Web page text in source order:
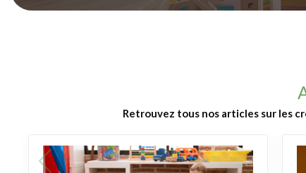
Retrouvez tous nos articles sur les